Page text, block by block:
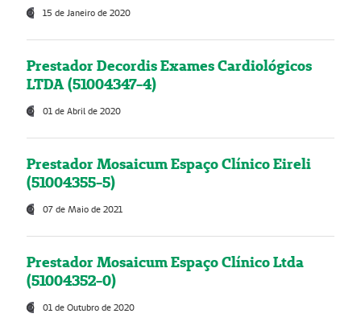
15 de Janeiro de 2020
Prestador Decordis Exames Cardiológicos
LTDA (51004347-4)
01 de Abril de 2020
Prestador Mosaicum Espaço Clínico Eireli
(51004355-5)
07 de Maio de 2021
Prestador Mosaicum Espaço Clínico Ltda
(51004352-0)
01 de Outubro de 2020